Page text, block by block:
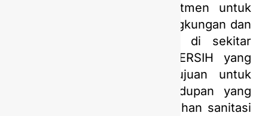
PGN Saka selalu berkomitmen untuk
berkontribusi positif bagi lingkungan dan
pemberdayaan masyarakat di sekitar
wilayah operasi. PASTI BERSIH yang
diinisiasi PGN Saka bertujuan untuk
memberikan akses penghidupan yang
layak terkait dengan kebutuhan sanitasi